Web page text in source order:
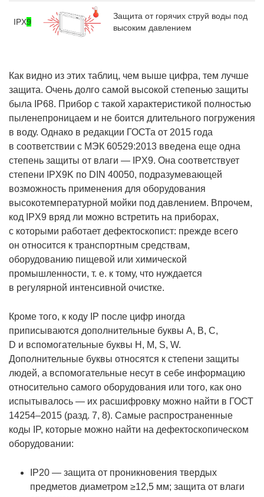
IPX9
Защита от горячих струй воды под
высоким давлением
Как видно из этих таблиц, чем выше цифра, тем лучше
защита. Очень долго самой высокой степенью защиты
была IP68. Прибор с такой характеристикой полностью
пыленепроницаем и не боится длительного погружения
в воду. Однако в редакции ГОСТа от 2015 года
в соответствии с МЭК 60529:2013 введена еще одна
степень защиты от влаги — IPX9. Она соответствует
степени IPX9K по DIN 40050, подразумевающей
возможность применения для оборудования
высокотемпературной мойки под давлением. Впрочем,
код IPX9 вряд ли можно встретить на приборах,
с которыми работает дефектоскопист: прежде всего
он относится к транспортным средствам,
оборудованию пищевой или химической
промышленности, т. е. к тому, что нуждается
в регулярной интенсивной очистке.
Кроме того, к коду IP после цифр иногда
приписываются дополнительные буквы A, B, C,
D и вспомогательные буквы H, M, S, W.
Дополнительные буквы относятся к степени защиты
людей, а вспомогательные несут в себе информацию
относительно самого оборудования или того, как оно
испытывалось — их расшифровку можно найти в ГОСТ
14254–2015 (разд. 7, 8). Самые распространенные
коды IP, которые можно найти на дефектоскопическом
оборудовании:
IP20 — защита от проникновения твердых
предметов диаметром ≥12,5 мм; защита от влаги